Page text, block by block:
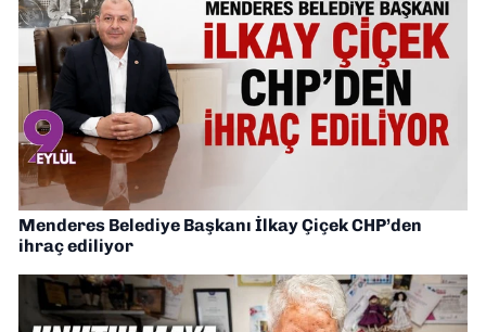
Menderes Belediye Başkanı İlkay Çiçek CHP’den
ihraç ediliyor